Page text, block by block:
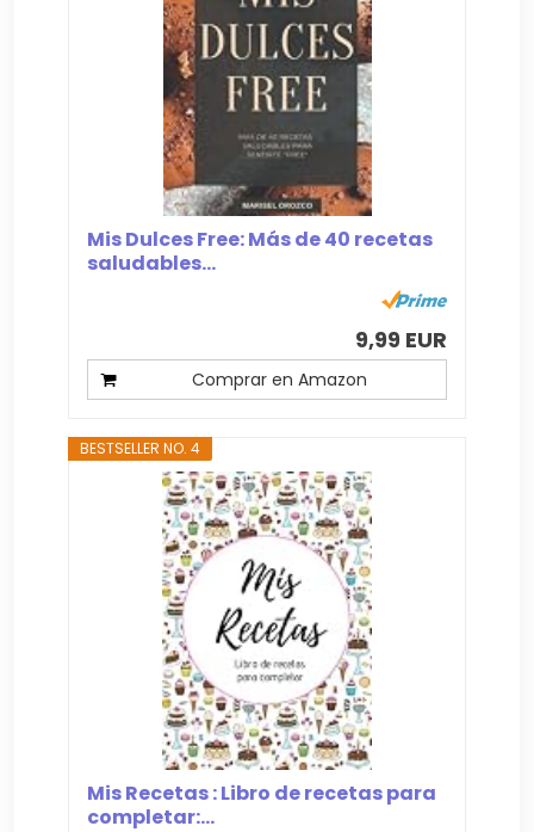
Mis Dulces Free: Más de 40 recetas
saludables...
9,99 EUR
Comprar en Amazon
BESTSELLER NO. 4
Mis Recetas : Libro de recetas para
completar:...